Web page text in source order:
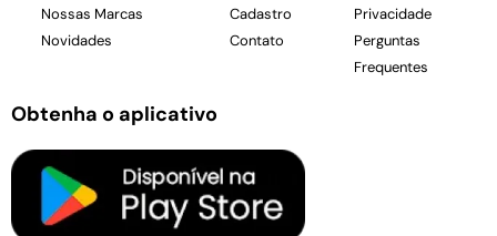
Nossas Marcas
Novidades
Cadastro
Contato
Privacidade
Perguntas
Frequentes
Obtenha o aplicativo